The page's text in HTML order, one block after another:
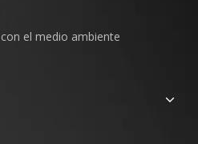
el medio ambiente